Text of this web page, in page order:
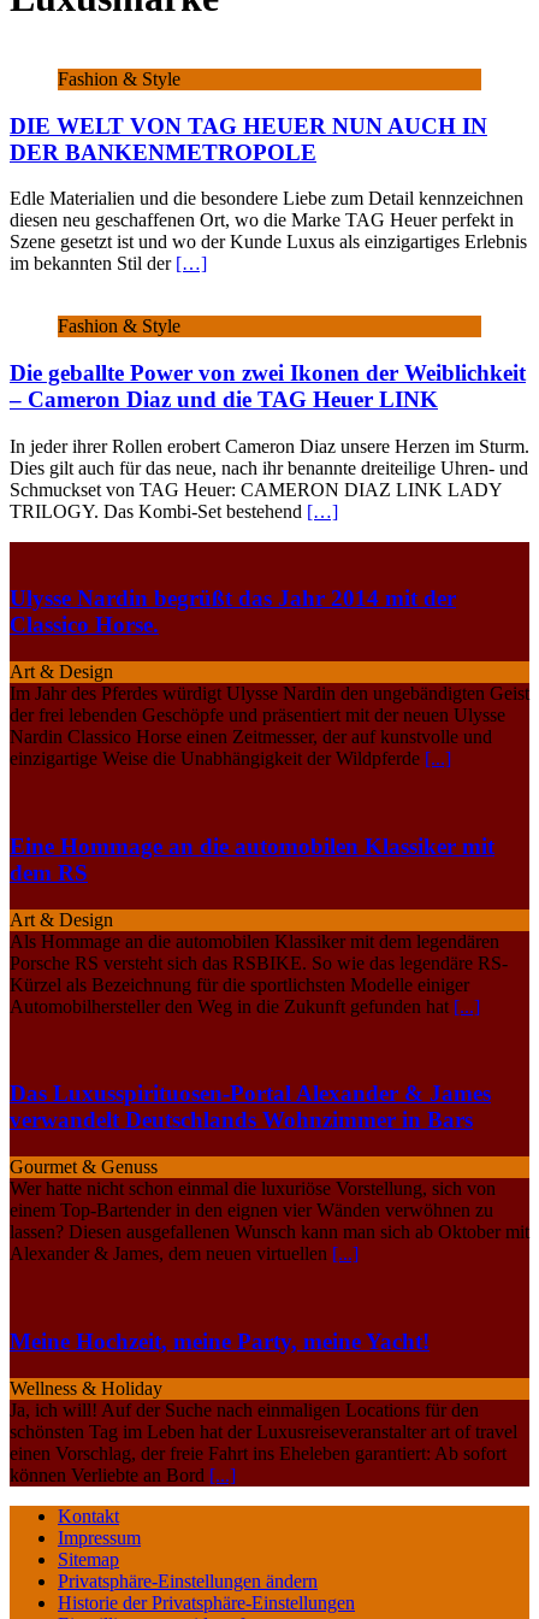
Fashion & Style
DIE WELT VON TAG HEUER NUN AUCH IN
DER BANKENMETROPOLE
Edle Materialien und die besondere Liebe zum Detail kennzeichnen
diesen neu geschaffenen Ort, wo die Marke TAG Heuer perfekt in
Szene gesetzt ist und wo der Kunde Luxus als einzigartiges Erlebnis
im bekannten Stil der […]
Fashion & Style
Die geballte Power von zwei Ikonen der Weiblichkeit
– Cameron Diaz und die TAG Heuer LINK
In jeder ihrer Rollen erobert Cameron Diaz unsere Herzen im Sturm.
Dies gilt auch für das neue, nach ihr benannte dreiteilige Uhren- und
Schmuckset von TAG Heuer: CAMERON DIAZ LINK LADY
TRILOGY. Das Kombi-Set bestehend […]
Ulysse Nardin begrüßt das Jahr 2014 mit der
Classico Horse.
Art & Design
Im Jahr des Pferdes würdigt Ulysse Nardin den ungebändigten Geist
der frei lebenden Geschöpfe und präsentiert mit der neuen Ulysse
Nardin Classico Horse einen Zeitmesser, der auf kunstvolle und
einzigartige Weise die Unabhängigkeit der Wildpferde [...]
Eine Hommage an die automobilen Klassiker mit
dem RS
Art & Design
Als Hommage an die automobilen Klassiker mit dem legendären
Porsche RS versteht sich das RSBIKE. So wie das legendäre RS-
Kürzel als Bezeichnung für die sportlichsten Modelle einiger
Automobilhersteller den Weg in die Zukunft gefunden hat [...]
Das Luxusspirituosen-Portal Alexander & James
verwandelt Deutschlands Wohnzimmer in Bars
Gourmet & Genuss
Wer hatte nicht schon einmal die luxuriöse Vorstellung, sich von
einem Top-Bartender in den eignen vier Wänden verwöhnen zu
lassen? Diesen ausgefallenen Wunsch kann man sich ab Oktober mit
Alexander & James, dem neuen virtuellen [...]
Meine Hochzeit, meine Party, meine Yacht!
Wellness & Holiday
Ja, ich will! Auf der Suche nach einmaligen Locations für den
schönsten Tag im Leben hat der Luxusreiseveranstalter art of travel
einen Vorschlag, der freie Fahrt ins Eheleben garantiert: Ab sofort
können Verliebte an Bord [...]
Kontakt
Impressum
Sitemap
Privatsphäre-Einstellungen ändern
Historie der Privatsphäre-Einstellungen